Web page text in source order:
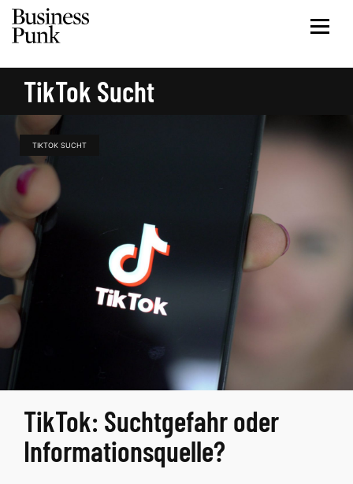
TikTok Sucht
TIKTOK SUCHT
TikTok: Suchtgefahr oder
Informationsquelle?